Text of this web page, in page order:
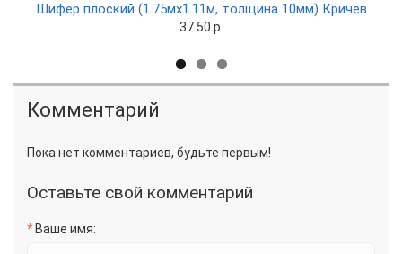
плоский (1.75мх1.11м, толщина 10мм) Кричев
Комментарий
Пока нет комментариев, будьте первым!
Оставьте свой комментарий
Ваше имя: